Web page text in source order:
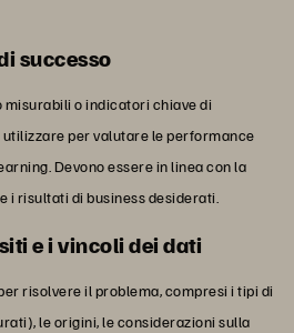
successo
o indicatori chiave di
per valutare le performance
Devono essere in linea con la
i risultati di business desiderati.
e i vincoli dei dati
risolvere il problema, compresi i tipi di
le origini, le considerazioni sulla